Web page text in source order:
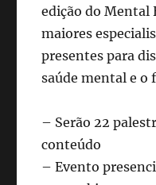
edição do Mental
maiores
presentes para
saúde mental e
– Serão 22
conteúdo
– Evento